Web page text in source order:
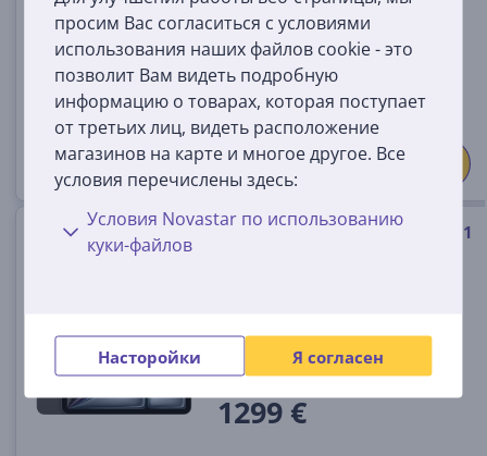
просим Вас согласиться с условиями
использования наших файлов cookie - это
позволит Вам видеть подробную
информацию о товарах, которая поступает
от третьих лиц, видеть расположение
магазинов на карте и многое другое. Все
условия перечислены здесь:
Условия Novastar по использованию
куки-файлов
Насторойки Я согласен
Цена:
1099 €
Apple iPad Air 13'' (2025), M3, 1
На складе
Цена:
1299 €